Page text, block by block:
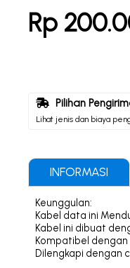
Rp
Pilihan
Lihat jenis dan biaya
INFORMASI
Keunggulan:
Kabel data ini
Kabel ini dibuat
Kompatibel
Dilengkapi dengan